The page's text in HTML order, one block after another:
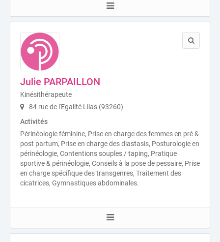
Julie PARPAILLON
Kinésithérapeute
84 rue de l'Egalité Lilas (93260)
Activités
Périnéologie féminine, Prise en charge des femmes en pré &
post partum, Prise en charge des diastasis, Posturologie en
périnéologie, Contentions souples / taping, Pratique
sportive & périnéologie, Conseils à la pose de pessaire, Prise
en charge spécifique des transgenres, Traitement des
cicatrices, Gymnastiques abdominales.